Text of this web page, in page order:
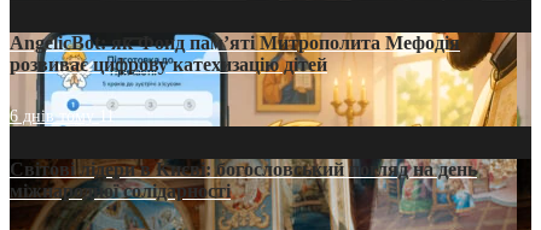
AngelicBot: як Фонд пам’яті Митрополита Мефодія
розвиває цифрову катехизацію дітей
6 днів тому11
Світові лідери в Києві: богословський погляд на день
міжнародної солідарності